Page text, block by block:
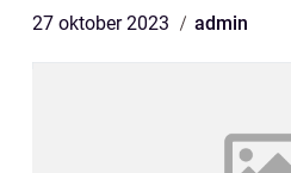
27 oktober 2023 admin